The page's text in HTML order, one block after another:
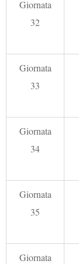
Giornata
32
Giornata
33
Giornata
34
Giornata
35
Giornata